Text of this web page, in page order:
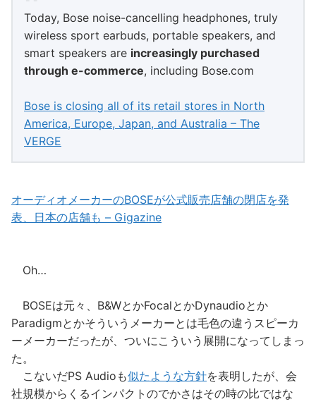
Today, Bose noise-cancelling headphones, truly
wireless sport earbuds, portable speakers, and
smart speakers are increasingly purchased
through e-commerce, including Bose.com
Bose is closing all of its retail stores in North
America, Europe, Japan, and Australia – The
VERGE
オーディオメーカーのBOSEが公式販売店舗の閉店を発
表、日本の店舗も – Gigazine
Oh…
BOSEは元々、B&WとかFocalとかDynaudioとか
Paradigmとかそういうメーカーとは毛色の違うスピーカ
ーメーカーだったが、ついにこういう展開になってしまっ
た。
こないだPS Audioも似たような方針を表明したが、会
社規模からくるインパクトのでかさはその時の比ではな